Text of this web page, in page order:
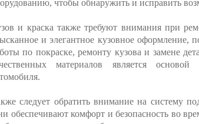
чтобы обнаружить и исправить
и краска также требуют внимания при
и элегантное кузовное оформление,
по покраске, ремонту кузова и замене
материалов является
следует обратить внимание на систему
обеспечивают комфорт и безопасность во